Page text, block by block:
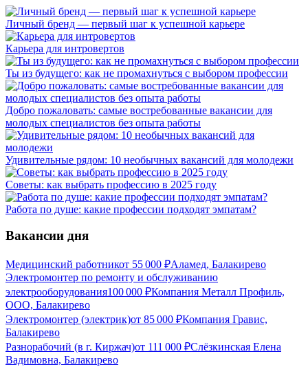
Личный бренд — первый шаг к успешной карьере
Карьера для интровертов
Ты из будущего: как не промахнуться с выбором профессии
Добро пожаловать: самые востребованные вакансии для
молодых специалистов без опыта работы
Удивительные рядом: 10 необычных вакансий для молодежи
Советы: как выбрать профессию в 2025 году
Работа по душе: какие профессии подходят эмпатам?
Вакансии дня
Медицинский работникот 55 000 ₽Аламед, Балакирево
Электромонтер по ремонту и обслуживанию
электрооборудования100 000 ₽Компания Металл Профиль,
OOO, Балакирево
Электромонтер (электрик)от 85 000 ₽Компания Гравис,
Балакирево
Разнорабочий (в г. Киржач)от 111 000 ₽Слёзкинская Елена
Вадимовна, Балакирево